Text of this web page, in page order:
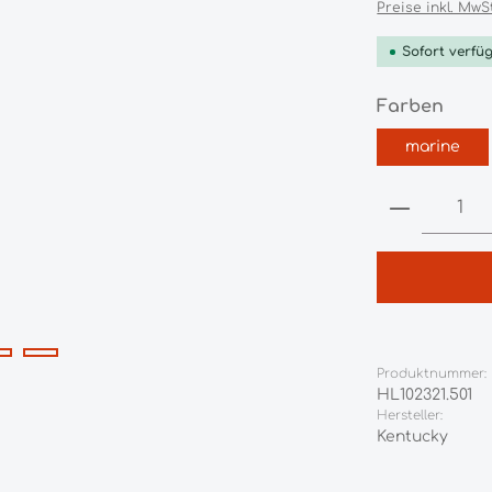
Preise inkl.
Sofort
Farben
marine
Produktnummer:
HL102321.501
Hersteller:
Kentucky